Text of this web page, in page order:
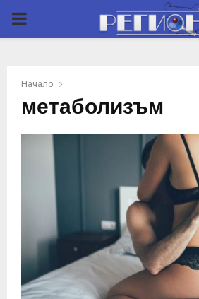
P
M
Y
M
Начало
метаболизъм